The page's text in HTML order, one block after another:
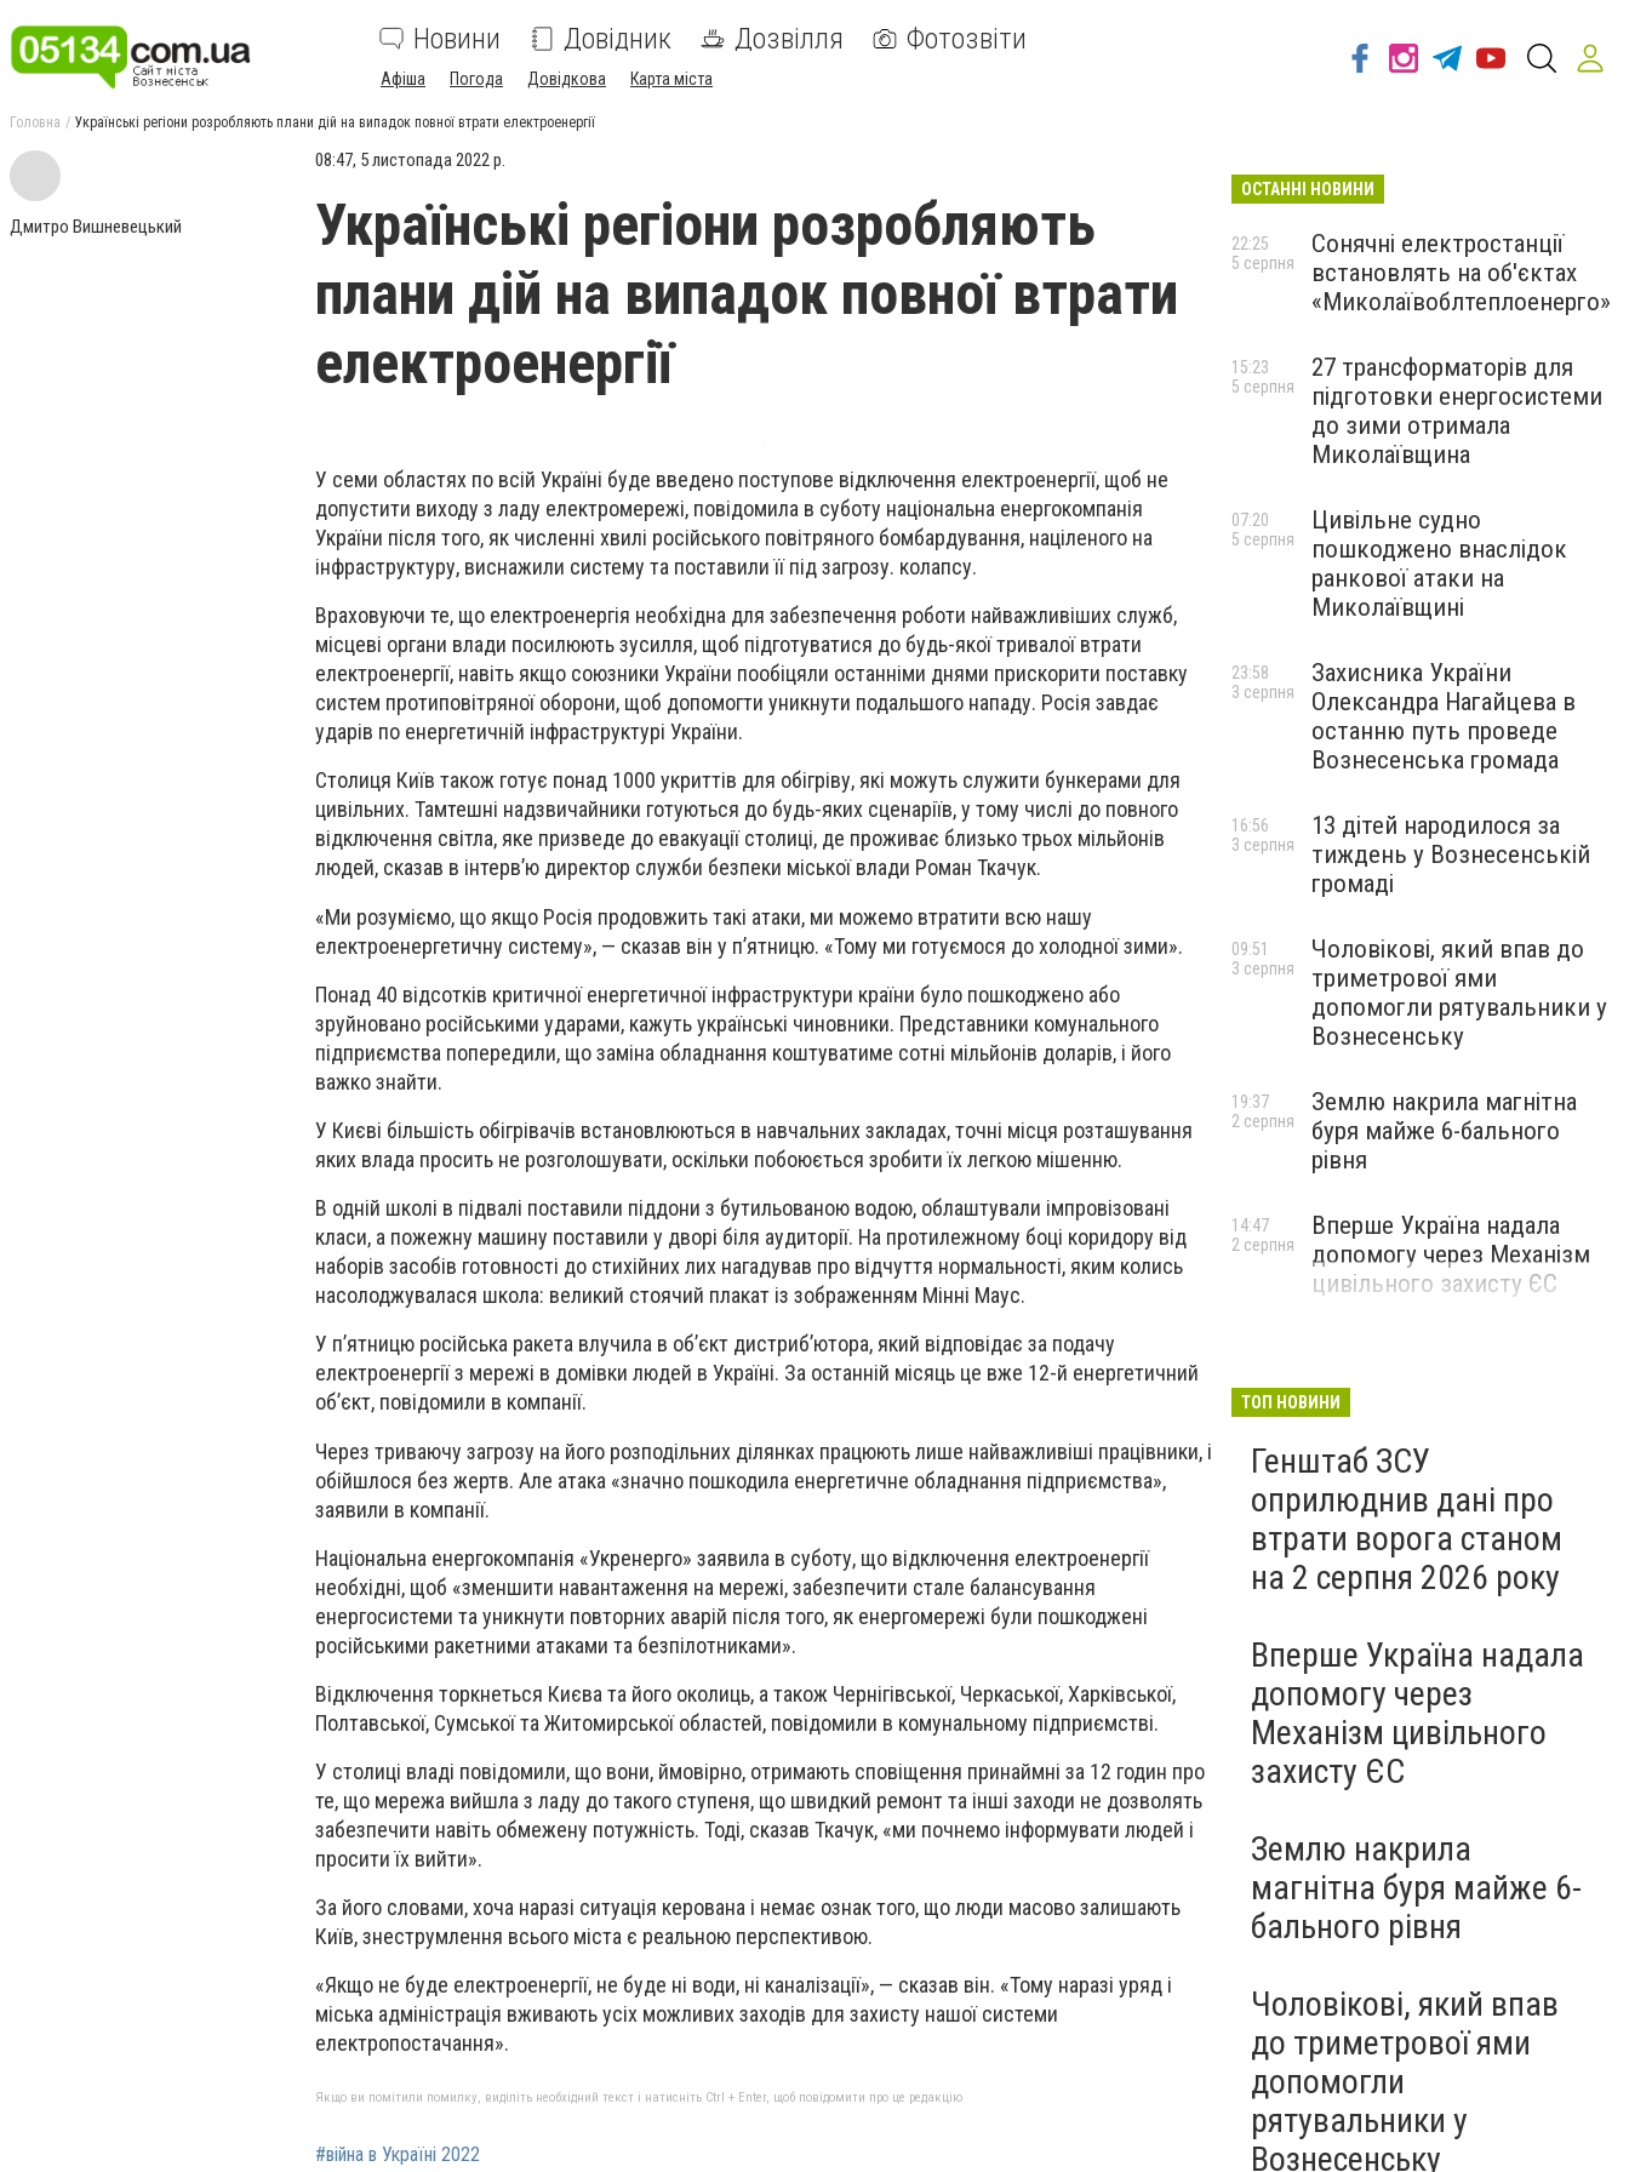
Новини Довідник Дозвілля Фотозвіти
Афіша Погода Довідкова Карта міста
Головна Українські регіони розробляють плани дій на випадок повної втрати електроенергії
Дмитро Вишневецький
08:47, 5 листопада 2022 р.
Українські регіони розробляють
плани дій на випадок повної втрати
електроенергії
У семи областях по всій Україні буде введено поступове відключення електроенергії, щоб не
допустити виходу з ладу електромережі, повідомила в суботу національна енергокомпанія
України після того, як численні хвилі російського повітряного бомбардування, націленого на
інфраструктуру, виснажили систему та поставили її під загрозу. колапсу.
Враховуючи те, що електроенергія необхідна для забезпечення роботи найважливіших служб,
місцеві органи влади посилюють зусилля, щоб підготуватися до будь-якої тривалої втрати
електроенергії, навіть якщо союзники України пообіцяли останніми днями прискорити поставку
систем протиповітряної оборони, щоб допомогти уникнути подальшого нападу. Росія завдає
ударів по енергетичній інфраструктурі України.
Столиця Київ також готує понад 1000 укриттів для обігріву, які можуть служити бункерами для
цивільних. Тамтешні надзвичайники готуються до будь-яких сценаріїв, у тому числі до повного
відключення світла, яке призведе до евакуації столиці, де проживає близько трьох мільйонів
людей, сказав в інтерв’ю директор служби безпеки міської влади Роман Ткачук.
«Ми розуміємо, що якщо Росія продовжить такі атаки, ми можемо втратити всю нашу
електроенергетичну систему», — сказав він у п’ятницю. «Тому ми готуємося до холодної зими».
Понад 40 відсотків критичної енергетичної інфраструктури країни було пошкоджено або
зруйновано російськими ударами, кажуть українські чиновники. Представники комунального
підприємства попередили, що заміна обладнання коштуватиме сотні мільйонів доларів, і його
важко знайти.
У Києві більшість обігрівачів встановлюються в навчальних закладах, точні місця розташування
яких влада просить не розголошувати, оскільки побоюється зробити їх легкою мішенню.
В одній школі в підвалі поставили піддони з бутильованою водою, облаштували імпровізовані
класи, а пожежну машину поставили у дворі біля аудиторії. На протилежному боці коридору від
наборів засобів готовності до стихійних лих нагадував про відчуття нормальності, яким колись
насолоджувалася школа: великий стоячий плакат із зображенням Мінні Маус.
У п’ятницю російська ракета влучила в об’єкт дистриб’ютора, який відповідає за подачу
електроенергії з мережі в домівки людей в Україні. За останній місяць це вже 12-й енергетичний
об’єкт, повідомили в компанії.
Через триваючу загрозу на його розподільних ділянках працюють лише найважливіші працівники, і
обійшлося без жертв. Але атака «значно пошкодила енергетичне обладнання підприємства»,
заявили в компанії.
Національна енергокомпанія «Укренерго» заявила в суботу, що відключення електроенергії
необхідні, щоб «зменшити навантаження на мережі, забезпечити стале балансування
енергосистеми та уникнути повторних аварій після того, як енергомережі були пошкоджені
російськими ракетними атаками та безпілотниками».
Відключення торкнеться Києва та його околиць, а також Чернігівської, Черкаської, Харківської,
Полтавської, Сумської та Житомирської областей, повідомили в комунальному підприємстві.
У столиці владі повідомили, що вони, ймовірно, отримають сповіщення принаймні за 12 годин про
те, що мережа вийшла з ладу до такого ступеня, що швидкий ремонт та інші заходи не дозволять
забезпечити навіть обмежену потужність. Тоді, сказав Ткачук, «ми почнемо інформувати людей і
просити їх вийти».
За його словами, хоча наразі ситуація керована і немає ознак того, що люди масово залишають
Київ, знеструмлення всього міста є реальною перспективою.
«Якщо не буде електроенергії, не буде ні води, ні каналізації», — сказав він. «Тому наразі уряд і
міська адміністрація вживають усіх можливих заходів для захисту нашої системи
електропостачання».
Якщо ви помітили помилку, виділіть необхідний текст і натисніть Ctrl + Enter, щоб повідомити про це редакцію
#війна в Україні 2022
ОСТАННІ НОВИНИ
Сонячні електростанції
встановлять на об'єктах
«Миколаївоблтеплоенерго»
22:25
5 серпня
27 трансформаторів для
підготовки енергосистеми
до зими отримала
Миколаївщина
15:23
5 серпня
Цивільне судно
пошкоджено внаслідок
ранкової атаки на
Миколаївщині
07:20
5 серпня
Захисника України
Олександра Нагайцева в
останню путь проведе
Вознесенська громада
23:58
3 серпня
13 дітей народилося за
тиждень у Вознесенській
громаді
16:56
3 серпня
Чоловікові, який впав до
триметрової ями
допомогли рятувальники у
Вознесенську
09:51
3 серпня
Землю накрила магнітна
буря майже 6-бального
рівня
19:37
2 серпня
Вперше Україна надала
допомогу через Механізм
цивільного захисту ЄС
14:47
2 серпня
ТОП НОВИНИ
Генштаб ЗСУ
оприлюднив дані про
втрати ворога станом
на 2 серпня 2026 року
Вперше Україна надала
допомогу через
Механізм цивільного
захисту ЄС
Землю накрила
магнітна буря майже 6-
бального рівня
Чоловікові, який впав
до триметрової ями
допомогли
рятувальники у
Вознесенську